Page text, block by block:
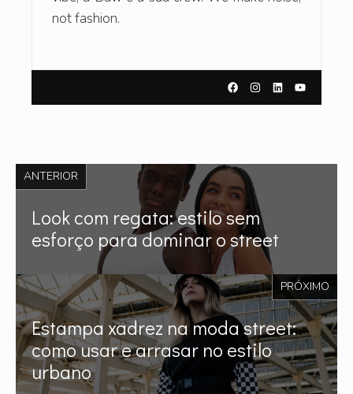
not fashion.
ANTERIOR
Look com regata: estilo sem
esforço para dominar o street
PRÓXIMO
Estampa xadrez na moda street:
como usar e arrasar no estilo
urbano